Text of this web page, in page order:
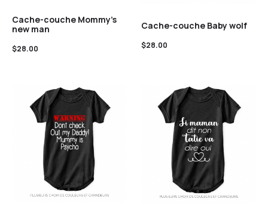
Cache-couche Mommy’s
new man
$28.00
Cache-couche Baby wolf
$28.00